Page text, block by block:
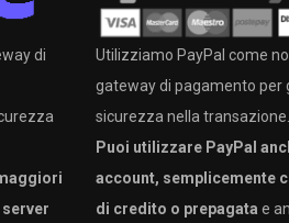
di
Utilizziamo PayPal come
gateway di pagamento per
sicurezza nella transazione.
Puoi utilizzare PayPal
account, semplicemente
di credito o prepagata e